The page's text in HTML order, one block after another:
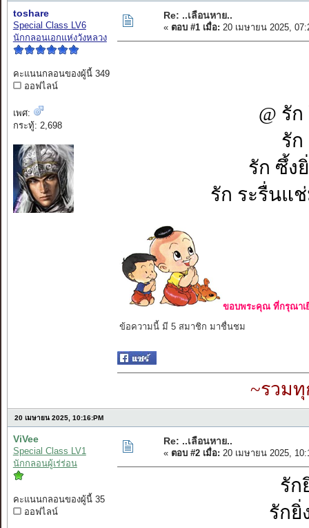
toshare
Special Class LV6
นักกลอนเอกแห่งวังหลวง
คะแนนกลอนของผู้นี้ 349
ออฟไลน์
เพศ:
กระทู้: 2,698
Re: ..เลือนหาย..
« ตอบ #1 เมื่อ: 20 เมษายน 2025,
@ รั
รัก
รัก ซึ้ง
รัก ระรื่นแ
ขอบพระคุณ ที่กรุณาเ
ข้อความนี้ มี 5 สมาชิก มาชื่นชม
~รวมทุ
20 เมษายน 2025, 10:16:PM
ViVee
Special Class LV1
นักกลอนผู้เร่ร่อน
คะแนนกลอนของผู้นี้ 35
ออฟไลน์
Re: ..เลือนหาย..
« ตอบ #2 เมื่อ: 20 เมษายน 2025,
รัก
รักยิ่